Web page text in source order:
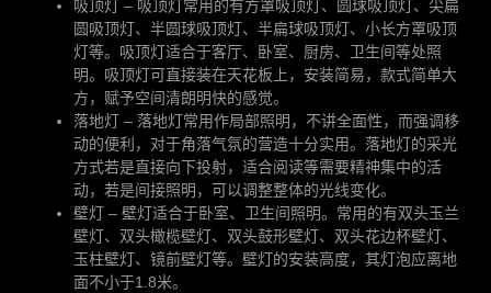
吸顶灯 – 吸顶灯常用的有方罩吸顶灯、圆球吸顶灯、尖扁
圆吸顶灯、半圆球吸顶灯、半扁球吸顶灯、小长方罩吸顶
灯等。吸顶灯适合于客厅、卧室、厨房、卫生间等处照
明。吸顶灯可直接装在天花板上，安装简易，款式简单大
方，赋予空间清朗明快的感觉。
落地灯 – 落地灯常用作局部照明，不讲全面性，而强调移
动的便利，对于角落气氛的营造十分实用。落地灯的采光
方式若是直接向下投射，适合阅读等需要精神集中的活
动，若是间接照明，可以调整整体的光线变化。
壁灯 – 壁灯适合于卧室、卫生间照明。常用的有双头玉兰
壁灯、双头橄榄壁灯、双头鼓形壁灯、双头花边杯壁灯、
玉柱壁灯、镜前壁灯等。壁灯的安装高度，其灯泡应离地
面不小于1.8米。